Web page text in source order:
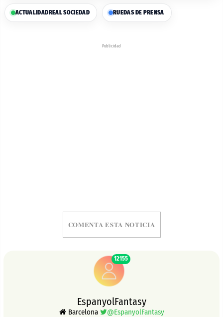
ACTUALIDADREAL SOCIEDAD RUEDAS DE PRENSA
Publicidad
COMENTA ESTA NOTICIA
12155
EspanyolFantasy
Barcelona @EspanyolFantasy